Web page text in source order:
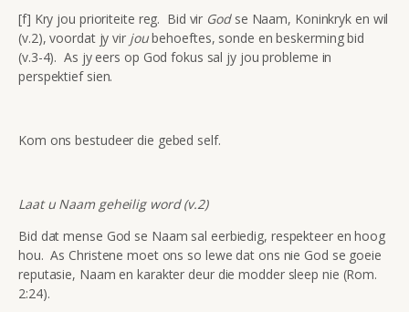
[f] Kry jou prioriteite reg. Bid vir God se Naam, Koninkryk en wil
(v.2), voordat jy vir joubehoeftes, sonde en beskerming bid
(v.3-4). As jy eers op God fokus sal jy jou probleme in
perspektief sien.
Kom ons bestudeer die gebed self.
Laat u Naam geheilig word (v.2)
Bid dat mense God se Naam sal eerbiedig, respekteer en hoog
hou. As Christene moet ons so lewe dat ons nie God se goeie
reputasie, Naam en karakter deur die modder sleep nie (Rom.
2:24).